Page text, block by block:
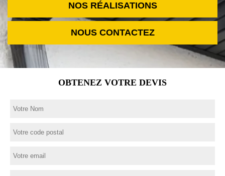
NOS RÉALISATIONS
NOUS CONTACTEZ
OBTENEZ VOTRE DEVIS